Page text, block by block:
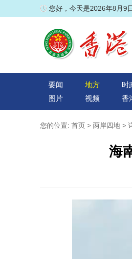
您好，今天是2026年8月9
要闻 地方 时
图片
视频 香
您的位置: 首页 > 两岸四地 >
海